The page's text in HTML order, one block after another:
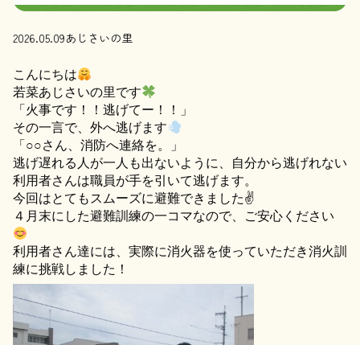
2026.05.09あじさいの里
こんにちは
若菜あじさいの里です
「火事です！！逃げてー！！」
その一言で、外へ逃げます
「○○さん、消防へ連絡を。」
逃げ遅れる人が一人も出ないように、自分から逃げれない
利用者さんは職員が手を引いて逃げます。
今回はとてもスムーズに避難できました✌️
４月末にした避難訓練の一コマなので、ご安心ください
利用者さん達には、実際に消火器を使っていただき消火訓
練に挑戦しました！